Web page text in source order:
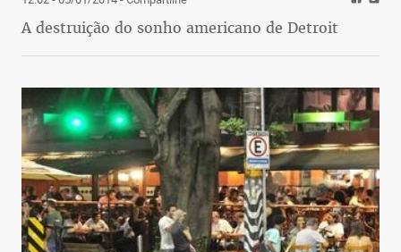
A destruição do sonho americano de Detroit